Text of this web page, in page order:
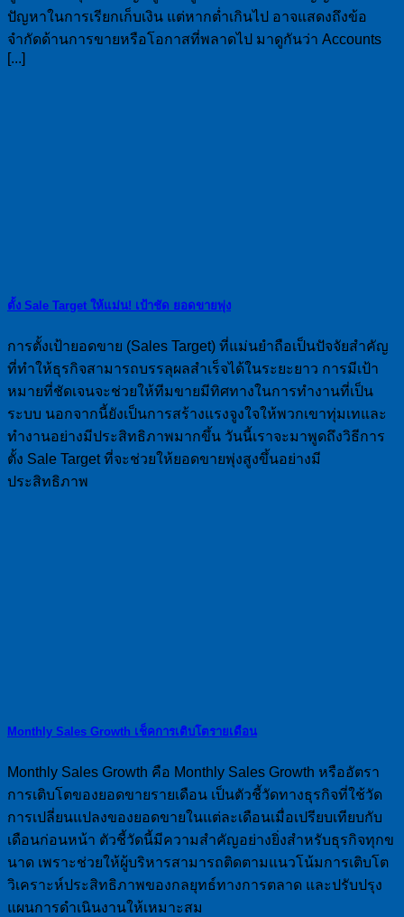
ปัญหาในการเรียกเก็บเงิน แต่หากต่ำเกินไป อาจแสดงถึงข้อ
จำกัดด้านการขายหรือโอกาสที่พลาดไป มาดูกันว่า Accounts
[...]
ตั้ง Sale Target ให้แม่น! เป้าชัด ยอดขายพุ่ง
การตั้งเป้ายอดขาย (Sales Target) ที่แม่นยำถือเป็นปัจจัยสำคัญ
ที่ทำให้ธุรกิจสามารถบรรลุผลสำเร็จได้ในระยะยาว การมีเป้า
หมายที่ชัดเจนจะช่วยให้ทีมขายมีทิศทางในการทำงานที่เป็น
ระบบ นอกจากนี้ยังเป็นการสร้างแรงจูงใจให้พวกเขาทุ่มเทและ
ทำงานอย่างมีประสิทธิภาพมากขึ้น วันนี้เราจะมาพูดถึงวิธีการ
ตั้ง Sale Target ที่จะช่วยให้ยอดขายพุ่งสูงขึ้นอย่างมี
ประสิทธิภาพ
Monthly Sales Growth เช็คการเติบโตรายเดือน
Monthly Sales Growth คือ Monthly Sales Growth หรืออัตรา
การเติบโตของยอดขายรายเดือน เป็นตัวชี้วัดทางธุรกิจที่ใช้วัด
การเปลี่ยนแปลงของยอดขายในแต่ละเดือนเมื่อเปรียบเทียบกับ
เดือนก่อนหน้า ตัวชี้วัดนี้มีความสำคัญอย่างยิ่งสำหรับธุรกิจทุกข
นาด เพราะช่วยให้ผู้บริหารสามารถติดตามแนวโน้มการเติบโต
วิเคราะห์ประสิทธิภาพของกลยุทธ์ทางการตลาด และปรับปรุง
แผนการดำเนินงานให้เหมาะสม